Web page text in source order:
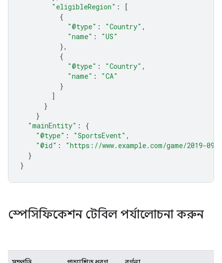
"eligibleRegion" :
[
{
"@type" : "Country" ,
"name" :
"US"
},
{
"@type" : "Country" ,
"name" :
"CA"
}
]
}
}
"mainEntity" :
{
"@type" : "SportsEvent" ,
"@id" :
"https://www.example.com/game/2019-09-
}
}
স্পেসিফিকেশন টেবিল পর্যালোচনা করুন